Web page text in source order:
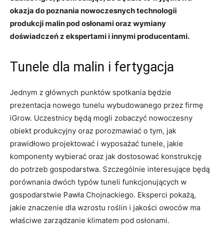
okazja do poznania nowoczesnych technologii
produkcji malin pod osłonami oraz wymiany
doświadczeń z ekspertami i innymi producentami.
Tunele dla malin i fertygacja
Jednym z głównych punktów spotkania będzie
prezentacja nowego tunelu wybudowanego przez firmę
iGrow. Uczestnicy będą mogli zobaczyć nowoczesny
obiekt produkcyjny oraz porozmawiać o tym, jak
prawidłowo projektować i wyposażać tunele, jakie
komponenty wybierać oraz jak dostosować konstrukcję
do potrzeb gospodarstwa. Szczególnie interesujące będą
porównania dwóch typów tuneli funkcjonujących w
gospodarstwie Pawła Chojnackiego. Eksperci pokażą,
jakie znaczenie dla wzrostu roślin i jakości owoców ma
właściwe zarządzanie klimatem pod osłonami.